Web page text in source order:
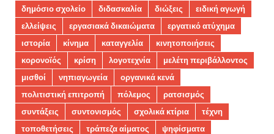
δημόσιο σχολείο
διδασκαλία διώξεις
ειδική αγωγή
ελλείψεις
εργασιακά δικαιώματα
εργατικό ατύχημα
ιστορία
κίνημα καταγγελία
κινητοποιήσεις
κορονοϊός
κρίση λογοτεχνία
μελέτη περιβάλλοντος
μισθοί
νηπιαγωγεία
οργανικά κενά
πολιτιστική επιτροπή
πόλεμος
ρατσισμός
συντάξεις
συντονισμός σχολικά κτίρια
τέχνη
τοποθετήσεις
τράπεζα αίματος ψηφίσματα